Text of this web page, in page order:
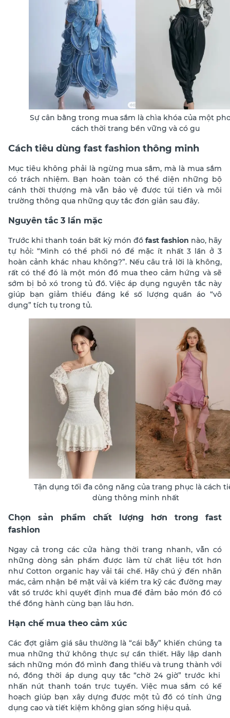
Sự cân bằng trong mua sắm là chìa khóa của một
cách thời trang bền vững và có gu
Cách tiêu dùng fast fashion thông minh
Mục tiêu không phải là ngừng mua sắm, mà là mua sắm
có trách nhiệm. Bạn hoàn toàn có thể diện những bộ
cánh thời thượng mà vẫn bảo vệ được túi tiền và môi
trường thông qua những quy tắc đơn giản sau đây.
Nguyên tắc 3 lần mặc
Trước khi thanh toán bất kỳ món đồ fast fashion nào, hãy
tự hỏi: “Mình có thể phối nó để mặc ít nhất 3 lần ở 3
hoàn cảnh khác nhau không?”. Nếu câu trả lời là không,
rất có thể đó là một món đồ mua theo cảm hứng và sẽ
sớm bị bỏ xó trong tủ đồ.Việc áp dụng nguyên tắc này
giúp bạn giảm thiểu đáng kể số lượng quần áo “vô
dụng” tích tụ trong tủ.
Tận dụng tối đa công năng của trang phục là cách
dùng thông minh nhất
Chọn sản phẩm chất lượng hơn trong fast
fashion
Ngay cả trong các cửa hàng thời trang nhanh, vẫn có
những dòng sản phẩm được làm từ chất liệu tốt hơn
như Cotton organic hay vải tái chế. Hãy chú ý đến nhãn
mác, cảm nhận bề mặt vải và kiểm tra kỹ các đường may
vắt sổtrước khi quyết định mua để đảm bảo món đồ có
thể đồng hành cùng bạn lâu hơn.
Hạn chế mua theo cảm xúc
Các đợt giảm giá sâu thường là “cái bẫy” khiến chúng ta
mua những thứ không thực sự cần thiết. Hãy lập danh
sách những món đồ mình đang thiếu và trung thành với
nó, đồng thời áp dụng quy tắc “chờ 24 giờ” trước khi
nhấn nút thanh toán trực tuyến.Việc mua sắm có kế
hoạch giúp bạn xây dựng được một tủ đồ có tính ứng
dụng cao và tiết kiệm không gian sống hiệu quả.